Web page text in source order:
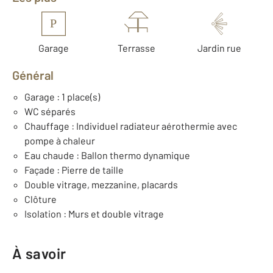
P
Garage Terrasse Jardin rue
Général
Garage : 1 place(s)
WC séparés
Chauffage : Individuel radiateur aérothermie avec
pompe à chaleur
Eau chaude : Ballon thermo dynamique
Façade : Pierre de taille
Double vitrage, mezzanine, placards
Clôture
Isolation : Murs et double vitrage
À savoir